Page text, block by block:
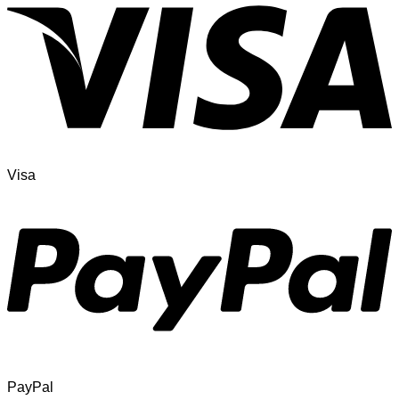
Visa
PayPal